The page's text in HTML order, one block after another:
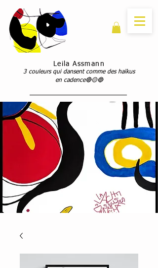
Leila Assmann
3 couleurs qui dansent comme des haïkus
en cadence🔴🟡🔵